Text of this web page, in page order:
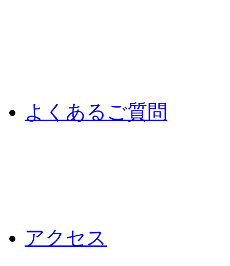
よくあるご質問
アクセス